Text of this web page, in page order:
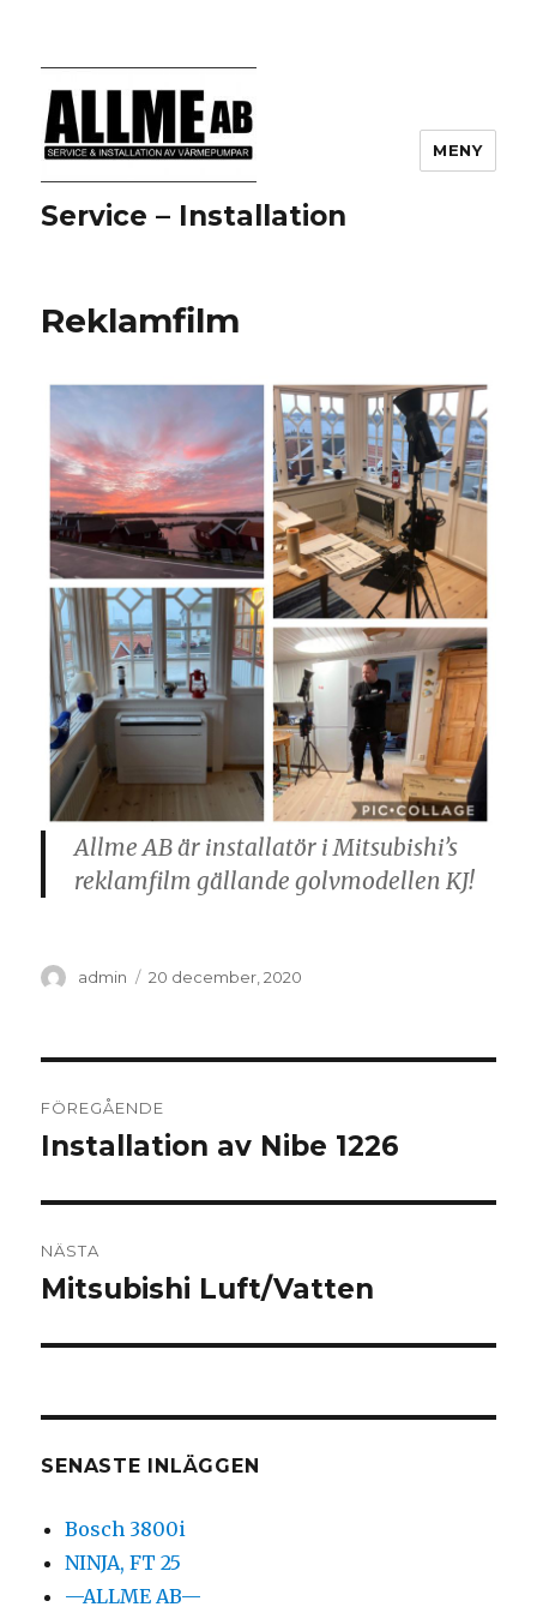
Service – Installation
MENY
Reklamfilm
Allme AB är installatör i Mitsubishi’s
reklamfilm gällande golvmodellen KJ!
Författare
admin Postat
20 december, 2020
FÖREGÅENDE
Föregående
Installation av Nibe 1226
NÄSTA
Nästa
Mitsubishi Luft/Vatten
SENASTE INLÄGGEN
Bosch 3800i
NINJA, FT 25
—ALLME AB—